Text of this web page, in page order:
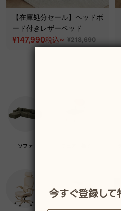
【在庫処分セール】ヘッドボ
ード付きレザーベッド
¥147,990税込~ ¥218,690
ソファ